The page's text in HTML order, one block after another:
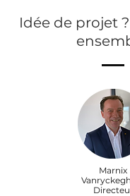
Idée de projet
Marnix